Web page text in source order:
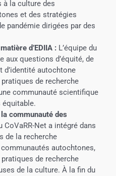
à la culture des
et des stratégies
pandémie dirigées par des
d’EDIIA :L’équipe du
aux questions d’équité, de
d’identité autochtone
de recherche
communauté scientifique
équitable.
communauté des
CoVaRR-Net a intégré dans
de la recherche
autochtones,
de recherche
de la culture. À la fin du